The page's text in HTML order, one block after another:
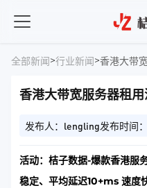
全部新闻>行业新闻>香港大带
香港大带宽服务器租
发布人：lengling发布时间
活动：桔子数据-爆款香港服
稳定、平均延迟10+ms 速度